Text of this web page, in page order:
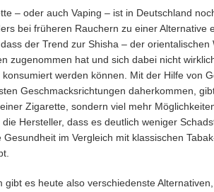
– oder auch Vaping – ist in Deutschland
bei früheren Rauchern zu einer Alternative
der Trend zur Shisha – der
zugenommen hat und sich dabei nicht
konsumiert werden können. Mit der Hilfe von
Geschmacksrichtungen daherkommen,
Zigarette, sondern viel mehr
Hersteller, dass es deutlich weniger
Gesundheit im Vergleich mit klassischen
gibt es heute also verschiedenste